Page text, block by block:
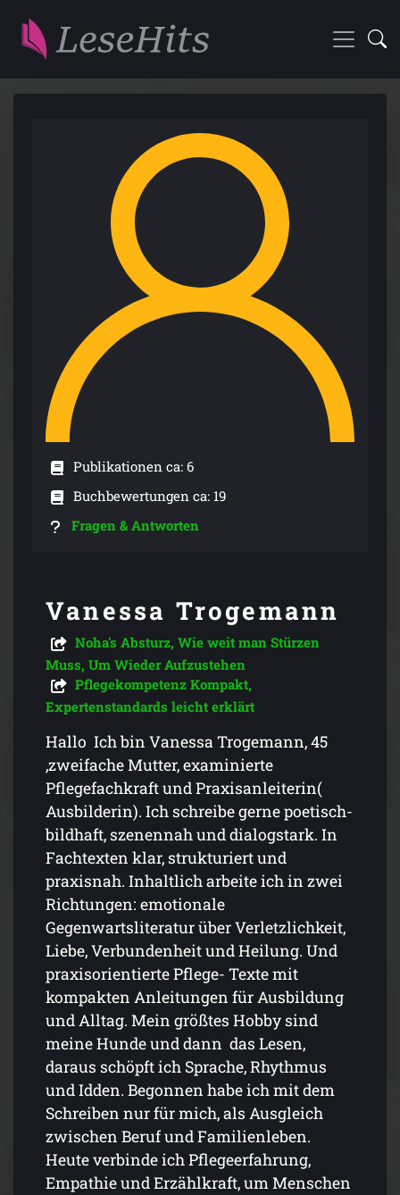
Publikationen ca: 6
Buchbewertungen ca: 19
Fragen & Antworten
Vanessa Trogemann
Noha's Absturz, Wie weit man Stürzen
Muss, Um Wieder Aufzustehen
Pflegekompetenz Kompakt,
Expertenstandards leicht erklärt
Hallo Ich bin Vanessa Trogemann, 45
,zweifache Mutter, examinierte
Pflegefachkraft und Praxisanleiterin(
Ausbilderin). Ich schreibe gerne poetisch-
bildhaft, szenennah und dialogstark. In
Fachtexten klar, strukturiert und
praxisnah. Inhaltlich arbeite ich in zwei
Richtungen: emotionale
Gegenwartsliteratur über Verletzlichkeit,
Liebe, Verbundenheit und Heilung. Und
praxisorientierte Pflege- Texte mit
kompakten Anleitungen für Ausbildung
und Alltag. Mein größtes Hobby sind
meine Hunde und dann das Lesen,
daraus schöpft ich Sprache, Rhythmus
und Idden. Begonnen habe ich mit dem
Schreiben nur für mich, als Ausgleich
zwischen Beruf und Familienleben.
Heute verbinde ich Pflegeerfahrung,
Empathie und Erzählkraft, um Menschen